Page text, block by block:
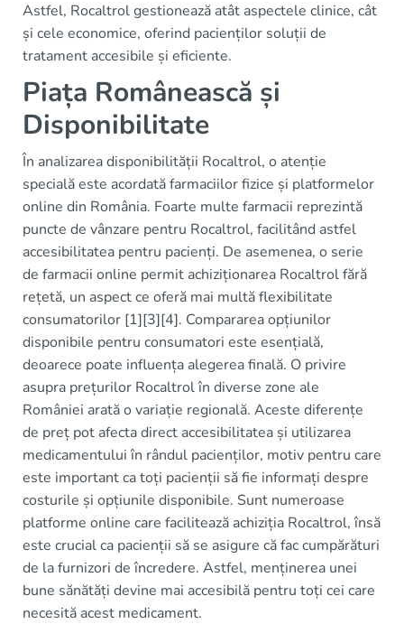
Astfel, Rocaltrol gestionează atât aspectele clinice, cât
și cele economice, oferind pacienților soluții de
tratament accesibile și eficiente.
Piața Românească și
Disponibilitate
În analizarea disponibilității Rocaltrol, o atenție
specială este acordată farmaciilor fizice și platformelor
online din România. Foarte multe farmacii reprezintă
puncte de vânzare pentru Rocaltrol, facilitând astfel
accesibilitatea pentru pacienți. De asemenea, o serie
de farmacii online permit achiziționarea Rocaltrol fără
rețetă, un aspect ce oferă mai multă flexibilitate
consumatorilor [1][3][4]. Compararea opțiunilor
disponibile pentru consumatori este esențială,
deoarece poate influența alegerea finală. O privire
asupra prețurilor Rocaltrol în diverse zone ale
României arată o variație regională. Aceste diferențe
de preț pot afecta direct accesibilitatea și utilizarea
medicamentului în rândul pacienților, motiv pentru care
este important ca toți pacienții să fie informați despre
costurile și opțiunile disponibile. Sunt numeroase
platforme online care facilitează achiziția Rocaltrol, însă
este crucial ca pacienții să se asigure că fac cumpărături
de la furnizori de încredere. Astfel, menținerea unei
bune sănătăți devine mai accesibilă pentru toți cei care
necesită acest medicament.